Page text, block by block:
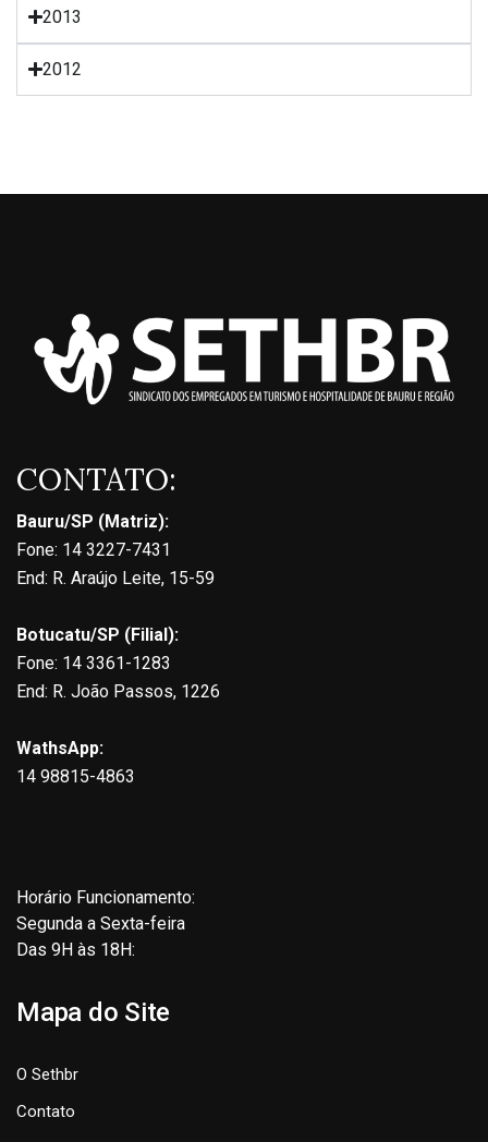
2013
2012
CONTATO:
Bauru/SP (Matriz):
Fone: 14 3227-7431
End: R. Araújo Leite, 15-59
Botucatu/SP (Filial):
Fone: 14 3361-1283
End: R. João Passos, 1226
WathsApp:
14 98815-4863
Horário Funcionamento:
Segunda a Sexta-feira
Das 9H às 18H:
Mapa do Site
O Sethbr
Contato